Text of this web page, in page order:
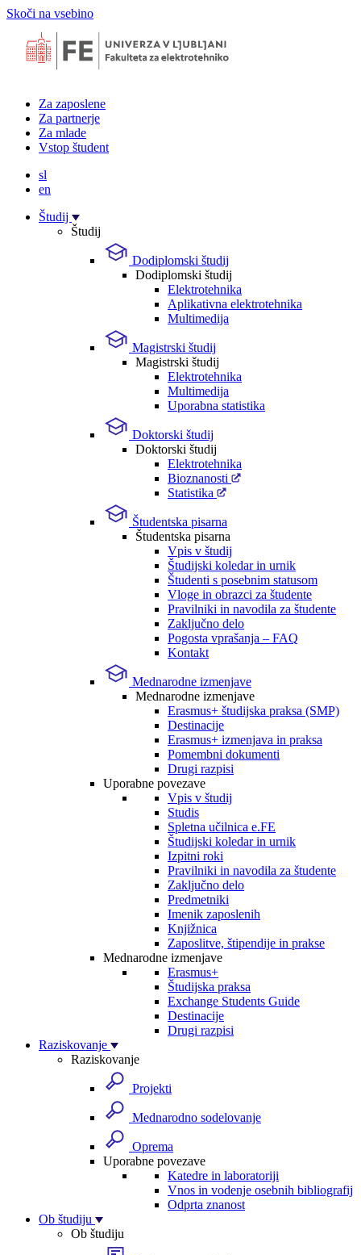
Skoči na vsebino
Za zaposlene
Za partnerje
Za mlade
Vstop študent
sl
en
Študij
Študij
Dodiplomski študij
Dodiplomski študij
Elektrotehnika
Aplikativna elektrotehnika
Multimedija
Magistrski študij
Magistrski študij
Elektrotehnika
Multimedija
Uporabna statistika
Doktorski študij
Doktorski študij
Elektrotehnika
Bioznanosti
Statistika
Študentska pisarna
Študentska pisarna
Vpis v študij
Študijski koledar in urnik
Študenti s posebnim statusom
Vloge in obrazci za študente
Pravilniki in navodila za študente
Zaključno delo
Pogosta vprašanja – FAQ
Kontakt
Mednarodne izmenjave
Mednarodne izmenjave
Erasmus+ študijska praksa (SMP)
Destinacije
Erasmus+ izmenjava in praksa
Pomembni dokumenti
Drugi razpisi
Uporabne povezave
Vpis v študij
Studis
Spletna učilnica e.FE
Študijski koledar in urnik
Izpitni roki
Pravilniki in navodila za študente
Zaključno delo
Predmetniki
Imenik zaposlenih
Knjižnica
Zaposlitve, štipendije in prakse
Mednarodne izmenjave
Erasmus+
Študijska praksa
Exchange Students Guide
Destinacije
Drugi razpisi
Raziskovanje
Raziskovanje
Projekti
Mednarodno sodelovanje
Oprema
Uporabne povezave
Katedre in laboratoriji
Vnos in vodenje osebnih bibliografij
Odprta znanost
Ob študiju
Ob študiju